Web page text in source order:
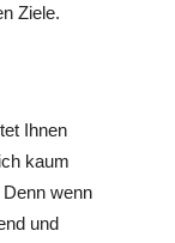
Ziele.
Ihnen
kaum
wenn
und